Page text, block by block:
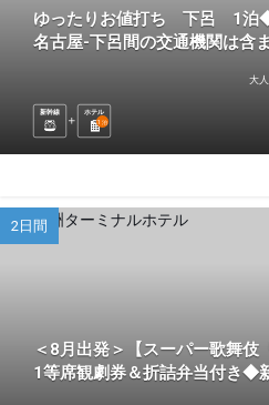
ゆったりお値打ち 下呂 1
名古屋-下呂間の交通機関は含
新幹線
ホテル
1 泊
大
2日間
＜8月出発＞【スーパー歌舞伎
1等席観劇券＆折詰弁当付き